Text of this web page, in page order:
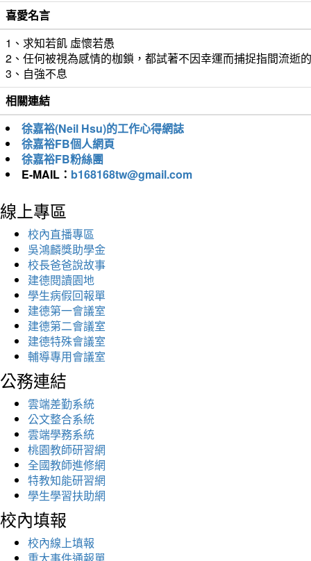
喜愛名言
1、求知若飢 虛懷若愚
2、任何被視為感情的枷鎖，都試著不因幸運而捕捉指間流逝
3、自強不息
相關連結
徐嘉裕(Neil Hsu)的工作心得網誌
徐嘉裕FB個人網頁
徐嘉裕FB粉絲團
E-MAIL： b168168tw@gmail.com
線上專區
校內直播專區
吳鴻麟獎助學金
校長爸爸說故事
建德閱讀園地
學生病假回報單
建德第一會議室
建德第二會議室
建德特殊會議室
輔導專用會議室
公務連結
雲端差勤系統
公文整合系統
雲端學務系統
桃園教師研習網
全國教師進修網
特教知能研習網
學生學習扶助網
校內填報
校內線上填報